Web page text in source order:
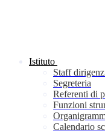
Istituto
Staff
Segreteria
Referenti di
Funzioni
Calendario